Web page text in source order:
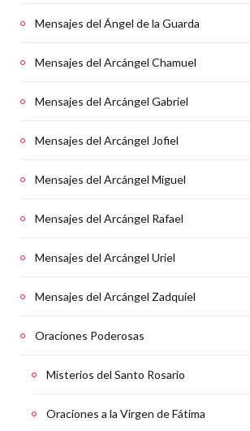
Mensajes del Ángel de la Guarda
Mensajes del Arcángel Chamuel
Mensajes del Arcángel Gabriel
Mensajes del Arcángel Jofiel
Mensajes del Arcángel Miguel
Mensajes del Arcángel Rafael
Mensajes del Arcángel Uriel
Mensajes del Arcángel Zadquiel
Oraciones Poderosas
Misterios del Santo Rosario
Oraciones a la Virgen de Fátima